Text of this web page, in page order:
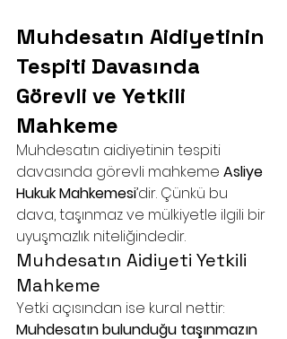
Muhdesatın Aidiyetinin
Tespiti Davasında
Görevli ve Yetkili
Mahkeme
Muhdesatın aidiyetinin tespiti
davasında görevli mahkeme Asliye
Hukuk Mahkemesi’dir. Çünkü bu
dava, taşınmaz ve mülkiyetle ilgili bir
uyuşmazlık niteliğindedir.
Muhdesatın Aidiyeti Yetkili
Mahkeme
Yetki açısından ise kural nettir:
Muhdesatın bulunduğu taşınmazın